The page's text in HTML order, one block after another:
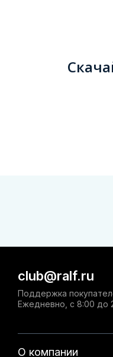
О компании
club@ralf.ru
Поддержка
Ежедневно, с 8:00 до